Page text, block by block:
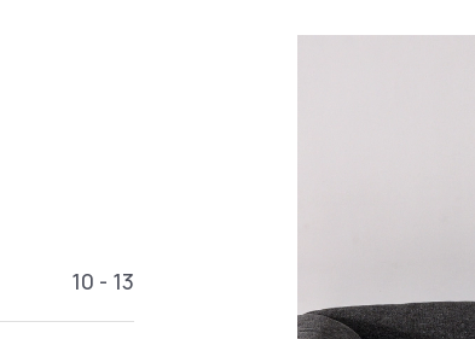
10 - 13